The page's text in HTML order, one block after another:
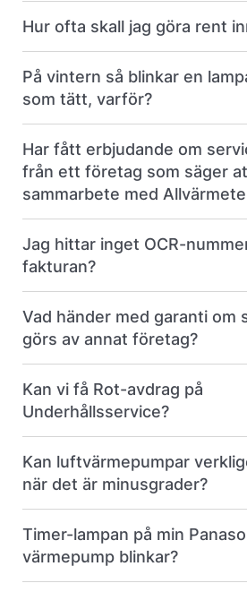
Hur ofta skall jag göra rent
På vintern så blinkar en
som tätt, varför?
Har fått erbjudande om
från ett företag som säger
sammarbete med
Jag hittar inget OCR-
fakturan?
Vad händer med garanti om
görs av annat företag?
Kan vi få Rot-avdrag på
Underhållsservice?
Kan luftvärmepumpar
när det är minusgrader?
Timer-lampan på min
värmepump blinkar?